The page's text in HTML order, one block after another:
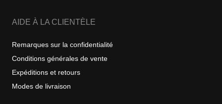
AIDE À LA CLIENTÈLE
Remarques sur la confidentialité
Conditions générales de vente
Expéditions et retours
Modes de livraison